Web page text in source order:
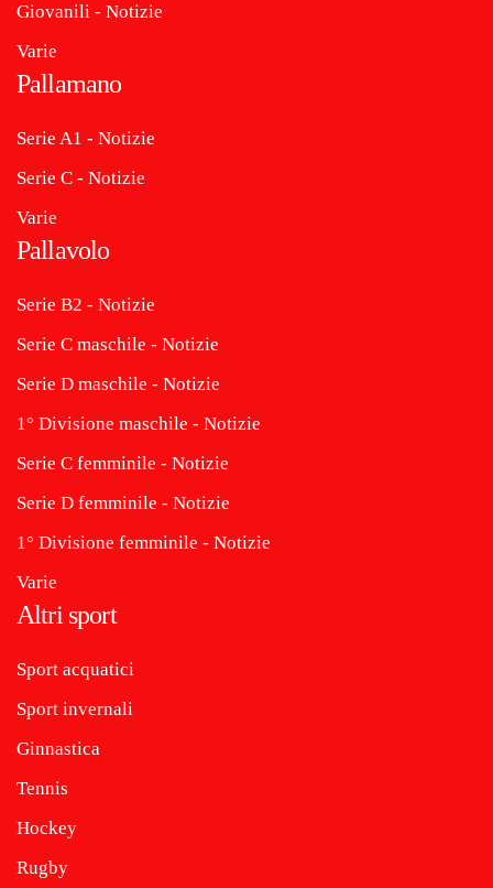
Giovanili - Notizie
Varie
Pallamano
Serie A1 - Notizie
Serie C - Notizie
Varie
Pallavolo
Serie B2 - Notizie
Serie C maschile - Notizie
Serie D maschile - Notizie
1° Divisione maschile - Notizie
Serie C femminile - Notizie
Serie D femminile - Notizie
1° Divisione femminile - Notizie
Varie
Altri sport
Sport acquatici
Sport invernali
Ginnastica
Tennis
Hockey
Rugby